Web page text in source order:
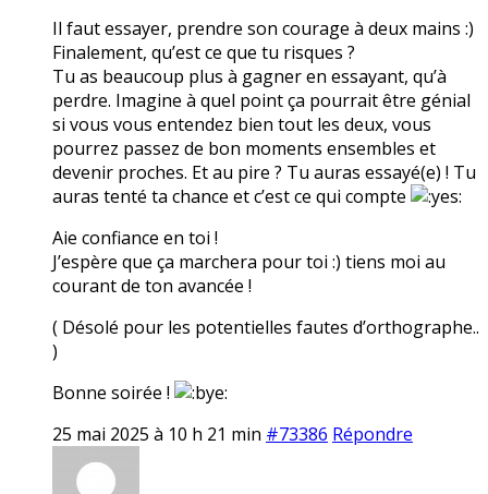
Il faut essayer, prendre son courage à deux mains :)
Finalement, qu’est ce que tu risques ?
Tu as beaucoup plus à gagner en essayant, qu’à
perdre. Imagine à quel point ça pourrait être génial
si vous vous entendez bien tout les deux, vous
pourrez passez de bon moments ensembles et
devenir proches. Et au pire ? Tu auras essayé(e) ! Tu
auras tenté ta chance et c’est ce qui compte
Aie confiance en toi !
J’espère que ça marchera pour toi :) tiens moi au
courant de ton avancée !
( Désolé pour les potentielles fautes d’orthographe..
)
Bonne soirée !
25 mai 2025 à 10 h 21 min #73386 Répondre